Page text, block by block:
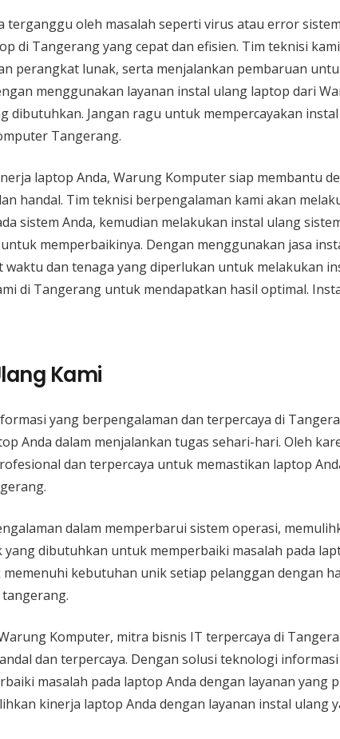
terganggu oleh masalah seperti virus atau error
di Tangerang yang cepat dan efisien. Tim teknisi
perangkat lunak, serta menjalankan pembaruan
menggunakan layanan instal ulang laptop dari
dibutuhkan. Jangan ragu untuk mempercayakan
Tangerang.
laptop Anda, Warung Komputer siap membantu
handal. Tim teknisi berpengalaman kami akan
sistem Anda, kemudian melakukan instal ulang
memperbaikinya. Dengan menggunakan jasa
waktu dan tenaga yang diperlukan untuk melakukan
di Tangerang untuk mendapatkan hasil optimal.
Kami
yang berpengalaman dan terpercaya di
Anda dalam menjalankan tugas sehari-hari. Oleh
dan terpercaya untuk memastikan laptop
dalam memperbarui sistem operasi,
dibutuhkan untuk memperbaiki masalah pada
kebutuhan unik setiap pelanggan dengan
Komputer, mitra bisnis IT terpercaya di
dan terpercaya. Dengan solusi teknologi
masalah pada laptop Anda dengan layanan yang
kinerja laptop Anda dengan layanan instal ulang